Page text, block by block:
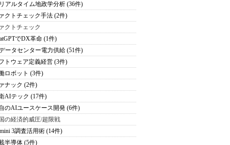
アルタイム地政学分析 (36件)
クトチェック手法 (2件)
クトチェック
でDX革命 (1件)
ータセンター電力供給 (51件)
トウェア定義経営 (3件)
ロボット (3件)
ナック (2件)
AIテック (17件)
のAIユースケース開発 (6件)
の経済的威圧/超限戦
3調査活用術 (14件)
半導体 (5件)